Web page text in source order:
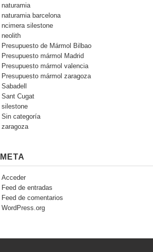
naturamia
naturamia barcelona
ncimera silestone
neolith
Presupuesto de Mármol Bilbao
Presupuesto mármol Madrid
Presupuesto mármol valencia
Presupuesto mármol zaragoza
Sabadell
Sant Cugat
silestone
Sin categoría
zaragoza
META
Acceder
Feed de entradas
Feed de comentarios
WordPress.org